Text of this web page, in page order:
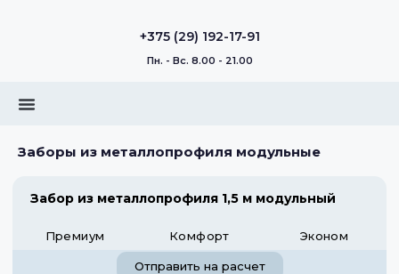
+375 (29) 192-17-91
Пн. - Вс. 8.00 - 21.00
Заборы из металлопрофиля модульные
Забор из металлопрофиля 1,5 м модульный
Премиум Комфорт Эконом
Отправить на расчет